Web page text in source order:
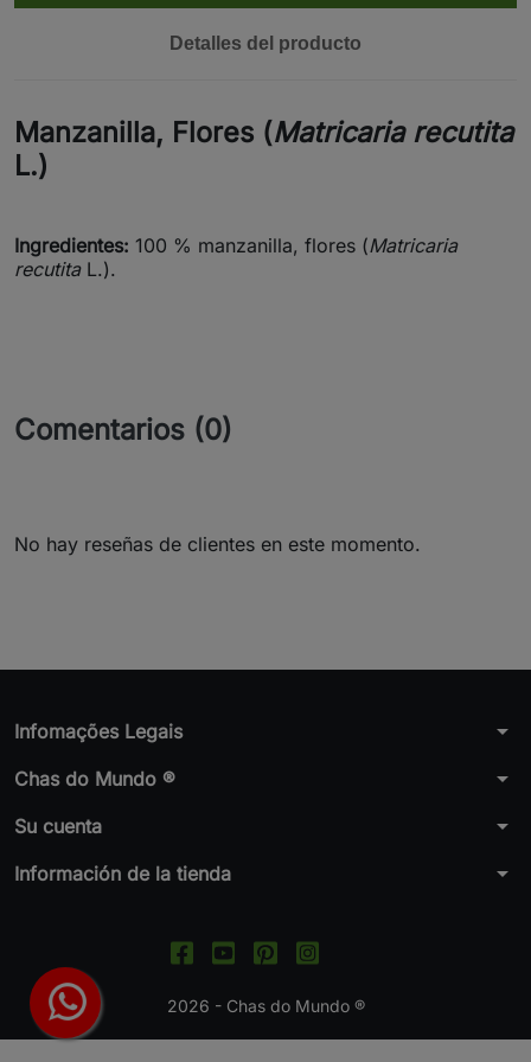
Detalles del producto
Manzanilla, Flores (Matricaria recutita
L.)
Ingredientes: 100 % manzanilla, flores (Matricaria
recutitaL.).
Comentarios (0)
No hay reseñas de clientes en este momento.
Infomações Legais arrow_drop_down
Chas do Mundo ® arrow_drop_down
Su cuenta arrow_drop_down
Información de la tienda arrow_drop_down
2026 - Chas do Mundo ®